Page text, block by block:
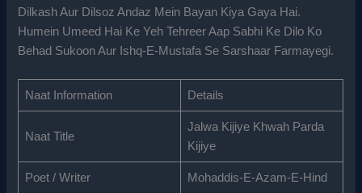
Dilkash Aur Dilsoz Andaz Mein Bayan Kiya Gaya Hai.
Humein Umeed Hai Ke Yeh Tehreer Aap Sabhi Ke Dilo Ko
Behad Sukoon Aur Ishq-E-Mustafa Se Sarshaar Farmayegi.
Naat Information Details
Naat Title
Jalwa Kijiye Khwah Parda
Kijiye
Poet / Writer Mohaddis-E-Azam-E-Hind